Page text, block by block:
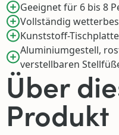
Über
Produkt
Geeignet für 6 bis 8
Vollständig
Kunststoff-
Aluminiumgestell,
verstellbaren